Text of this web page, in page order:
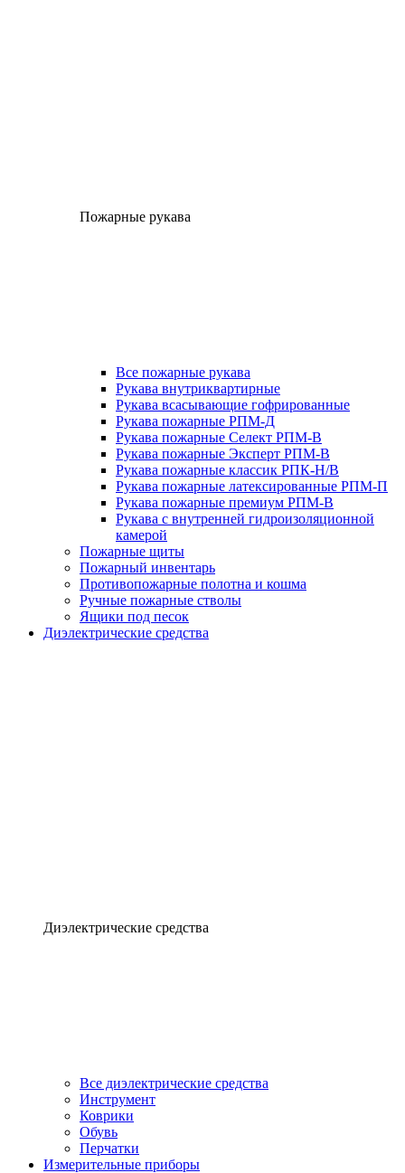
Пожарные рукава
Все пожарные рукава
Рукава внутриквартирные
Рукава всасывающие гофрированные
Рукава пожарные РПМ-Д
Рукава пожарные Селект РПМ-В
Рукава пожарные Эксперт РПМ-В
Рукава пожарные классик РПК-Н/В
Рукава пожарные латексированные РПМ-П
Рукава пожарные премиум РПМ-В
Рукава с внутренней гидроизоляционной
камерой
Пожарные щиты
Пожарный инвентарь
Противопожарные полотна и кошма
Ручные пожарные стволы
Ящики под песок
Диэлектрические средства
Диэлектрические средства
Все диэлектрические средства
Инструмент
Коврики
Обувь
Перчатки
Измерительные приборы